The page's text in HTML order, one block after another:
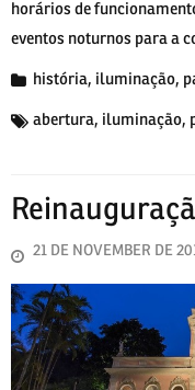
horários de
eventos noturnos para a
história, iluminação,
abertura, iluminação,
21 DE NOVEMBER DE